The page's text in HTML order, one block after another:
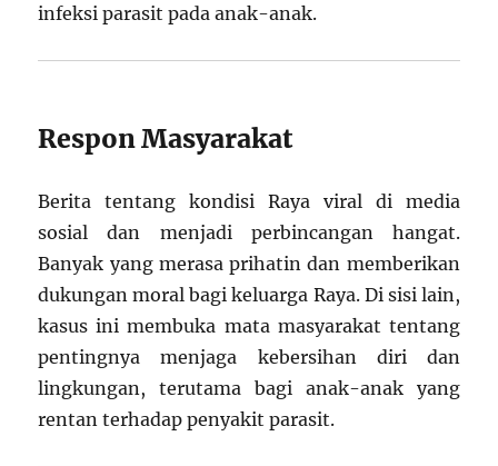
infeksi parasit pada anak-anak.
Respon Masyarakat
Berita tentang kondisi Raya viral di media
sosial dan menjadi perbincangan hangat.
Banyak yang merasa prihatin dan memberikan
dukungan moral bagi keluarga Raya. Di sisi lain,
kasus ini membuka mata masyarakat tentang
pentingnya menjaga kebersihan diri dan
lingkungan, terutama bagi anak-anak yang
rentan terhadap penyakit parasit.